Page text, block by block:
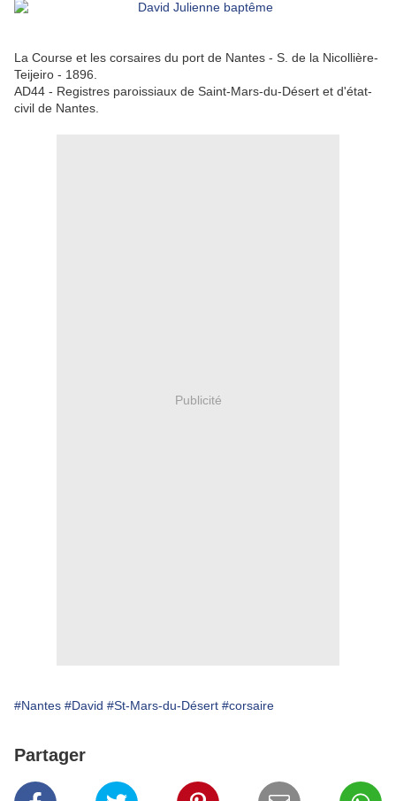
La Course et les corsaires du port de Nantes - S. de la Nicollière-
Teijeiro - 1896.
AD44 - Registres paroissiaux de Saint-Mars-du-Désert et d'état-
civil de Nantes.
Publicité
#Nantes #David #St-Mars-du-Désert #corsaire
Partager